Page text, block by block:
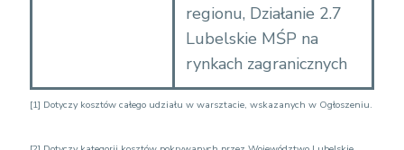
regionu, Działanie 2.7
Lubelskie MŚP na
rynkach zagranicznych
[1] Dotyczy kosztów całego udziału w warsztacie, wskazanych w Ogłoszeniu.